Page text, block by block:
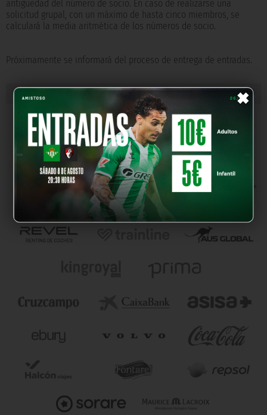
×
antigüedad del número de socio. En caso de realizarse una
solicitud grupal, con un máximo de hasta cinco miembros, se
calculará la media aritmética de los números de socio.
Próximamente se informará del proceso de entrega de entradas.
« NOTICIA ANTERIOR NOTICIA SIGUIENTE »
NUESTROS PARTNERS